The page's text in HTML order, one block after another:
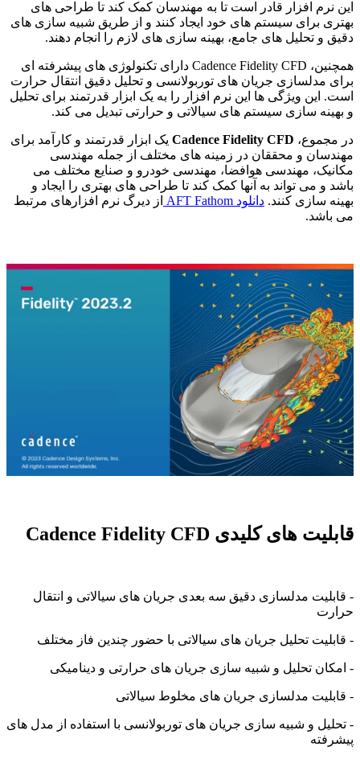
این نرم افزار قادر است تا به مهندسان کمک کند تا طراحی های
بهتری برای سیستم های خود ایجاد کنند و از طریق شبیه سازی های
دقیق و تحلیل های جامع، بهینه سازی های لازم را انجام دهند.
همچنین، Cadence Fidelity CFD دارای تکنولوژی های پیشرفته ای
برای مدلسازی جریان های توربولانسی و تحلیل دقیق انتقال حرارت
است. این ویژگی ها این نرم افزار را به یک ابزار قدرتمند برای تحلیل
و بهینه سازی سیستم های سیالاتی و حرارتی تبدیل می کند.
در مجموع، Cadence Fidelity CFD یک ابزار قدرتمند و کارآمد برای
مهندسان و محققان در زمینه های مختلف از جمله مهندسی
مکانیک، مهندسی هوافضا، مهندسی خودرو و صنایع مختلف می
باشد و می تواند به آنها کمک کند تا طراحی های بهتری را ایجاد و
بهینه سازی کنند. دانلود AFT Fathom
از دیرگ نرم افزارهای مرتبط
می باشد.
قابلیت های کلیدی Cadence Fidelity CFD
- قابلیت مدلسازی دقیق سه بعدی جریان های سیالاتی و انتقال
حرارت
- قابلیت تحلیل جریان های سیالاتی با حضور چندین فاز مختلف
- امکان تحلیل و شبیه سازی جریان های حرارتی و دینامیکی
- قابلیت مدلسازی جریان های مخلوط سیالاتی
- تحلیل و شبیه سازی جریان های توربولانسی با استفاده از مدل های
پیشرفته